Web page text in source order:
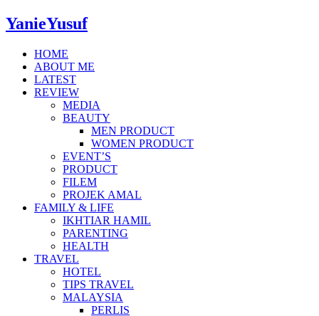
YanieYusuf
HOME
ABOUT ME
LATEST
REVIEW
MEDIA
BEAUTY
MEN PRODUCT
WOMEN PRODUCT
EVENT’S
PRODUCT
FILEM
PROJEK AMAL
FAMILY & LIFE
IKHTIAR HAMIL
PARENTING
HEALTH
TRAVEL
HOTEL
TIPS TRAVEL
MALAYSIA
PERLIS